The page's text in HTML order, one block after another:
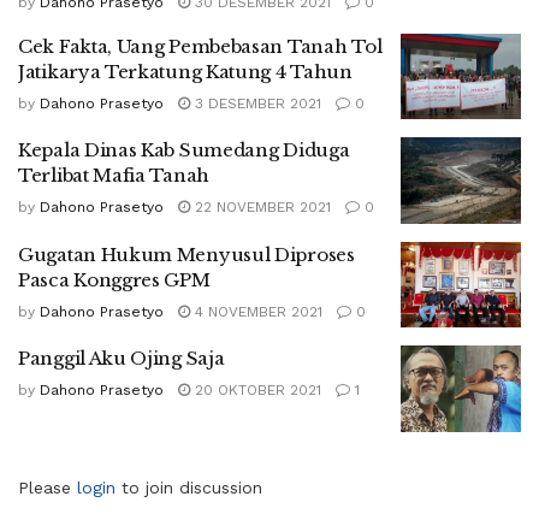
Cek Fakta, Uang Pembebasan Tanah Tol
Jatikarya Terkatung Katung 4 Tahun
by Dahono Prasetyo 3 DESEMBER 2021 0
Kepala Dinas Kab Sumedang Diduga
Terlibat Mafia Tanah
by Dahono Prasetyo 22 NOVEMBER 2021 0
Gugatan Hukum Menyusul Diproses
Pasca Konggres GPM
by Dahono Prasetyo 4 NOVEMBER 2021 0
Panggil Aku Ojing Saja
by Dahono Prasetyo 20 OKTOBER 2021 1
Please login to join discussion